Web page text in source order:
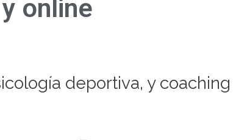
y online
deportiva, y coaching